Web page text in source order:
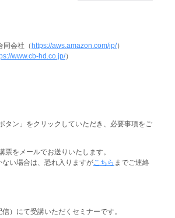
同会社（https://aws.amazon.com/jp/）
www.cb-hd.co.jp/）
タン」をクリックしていただき、必要事項をご
票をメールでお送りいたします。
い場合は、恐れ入りますが こちら までご連絡
）にて受講いただくセミナーです。